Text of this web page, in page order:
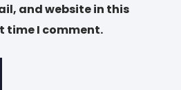
and website in this
time I comment.